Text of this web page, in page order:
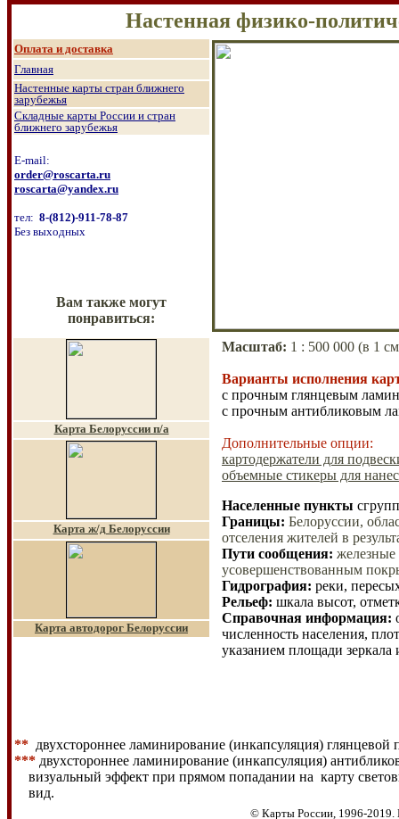
Настенная физико-
Оплата и доставка
Главная
Настенные карты стран ближнего
зарубежья
Складные карты России и стран
ближнего зарубежья
E-mail:
order@roscarta.ru
roscarta@yandex.ru
тел: 8-(812)-911-78-87
Без выходных
Вам также могут
понравиться:
Масштаб: 1 : 500 000 (в
Варианты исполнения
с прочным глянцевым
с прочным антибликовым
Дополнительные опции:
картодержатели для
объемные стикеры для
Населенные пункты
Границы: Белоруссии,
отселения жителей в
Пути сообщения: железные
усовершенствованным
Гидрография: реки,
Рельеф: шкала высот,
Справочная информация:
численность населения,
указанием площади
Карта Белоруссии п/а
Карта ж/д Белоруссии
Карта автодорог Белоруссии
** двухстороннее ламинирование (инкапсуляция)
*** двухстороннее ламинирование (инкапсуляция)
визуальный эффект при прямом попадании на карту
вид.
© Карты России, 1996-2019.